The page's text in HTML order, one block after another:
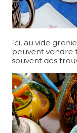
Ici, au vide
peuvent vendre
souvent des